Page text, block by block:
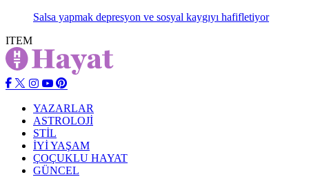
Salsa yapmak depresyon ve sosyal kaygıyı hafifletiyor
ITEM
YAZARLAR
ASTROLOJİ
STİL
İYİ YAŞAM
ÇOÇUKLU HAYAT
GÜNCEL